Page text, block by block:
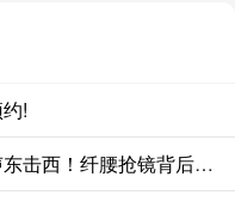
!
亿融配资平台 张雨绮被暗讽公关声东击西！纤腰抢镜背后，最离谱的细节藏不住了